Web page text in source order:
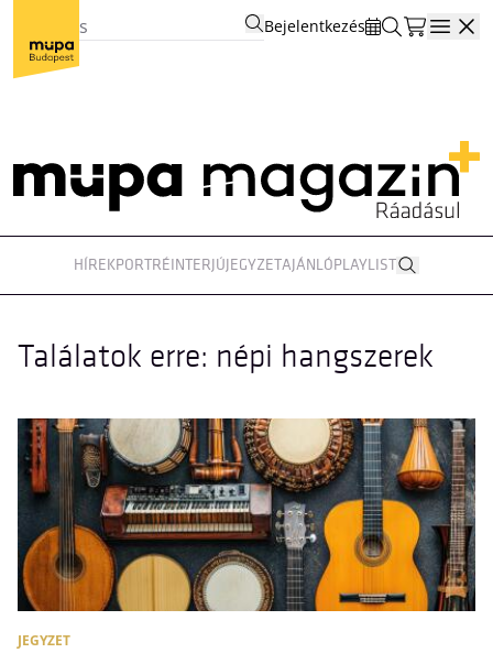
Bejelentkezés
HÍREKPORTRÉINTERJÚJEGYZETAJÁNLÓPLAYLIST
Találatok erre: népi hangszerek
JEGYZET